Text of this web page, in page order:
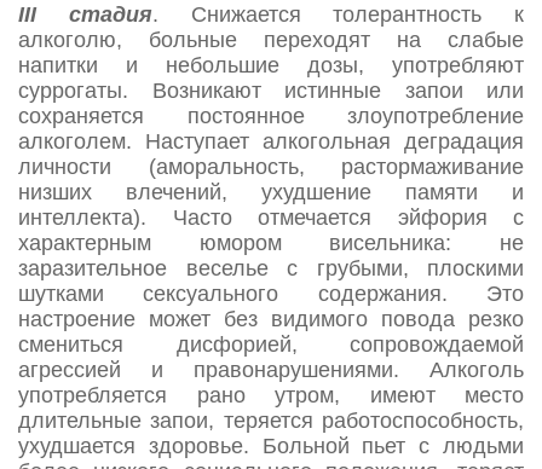
III стадия. Снижается толерантность к
алкоголю, больные переходят на слабые
напитки и небольшие дозы, употребляют
суррогаты. Возникают истинные запои или
сохраняется постоянное злоупотребление
алкоголем. Наступает алкогольная деградация
личности (аморальность, растормаживание
низших влечений, ухудшение памяти и
интеллекта). Часто отмечается эйфория с
характерным юмором висельника: не
заразительное веселье с грубыми, плоскими
шутками сексуального содержания. Это
настроение может без видимого повода резко
смениться дисфорией, сопровождаемой
агрессией и правонарушениями. Алкоголь
употребляется рано утром, имеют место
длительные запои, теряется работоспособность,
ухудшается здоровье. Больной пьет с людьми